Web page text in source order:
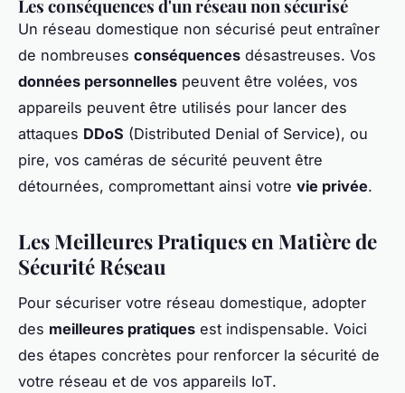
Les conséquences d'un réseau non sécurisé
Un réseau domestique non sécurisé peut entraîner
de nombreuses conséquences désastreuses. Vos
données personnelles peuvent être volées, vos
appareils peuvent être utilisés pour lancer des
attaques DDoS (Distributed Denial of Service), ou
pire, vos caméras de sécurité peuvent être
détournées, compromettant ainsi votre vie privée.
Les Meilleures Pratiques en Matière de
Sécurité Réseau
Pour sécuriser votre réseau domestique, adopter
des meilleures pratiques est indispensable. Voici
des étapes concrètes pour renforcer la sécurité de
votre réseau et de vos appareils IoT.